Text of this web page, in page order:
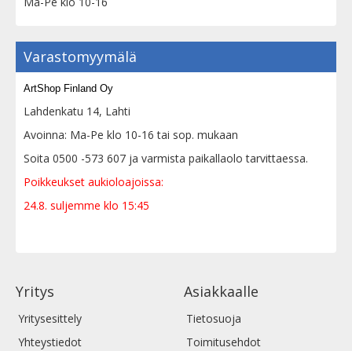
Varastomyymälä
ArtShop Finland Oy
Lahdenkatu 14, Lahti
Avoinna: Ma-Pe klo 10-16 tai sop. mukaan
Soita 0500 -573 607 ja varmista paikallaolo tarvittaessa.
Poikkeukset aukioloajoissa:
24.8. suljemme klo 15:45
Yritys
Yritysesittely
Yhteystiedot
Asiakkaalle
Tietosuoja
Toimitusehdot